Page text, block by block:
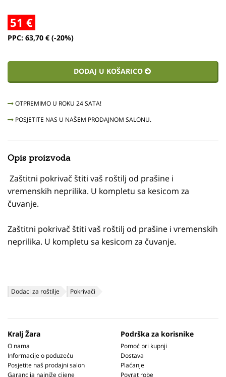
51 €
PPC: 63,70 € (-20%)
DODAJ U KOŠARICO
OTPREMIMO U ROKU 24 SATA!
POSJETITE NAS U NAŠEM PRODAJNOM SALONU.
Opis proizvoda
Zaštitni pokrivač štiti vaš roštilj od prašine i
vremenskih neprilika. U kompletu sa kesicom za
čuvanje.
Zaštitni pokrivač štiti vaš roštilj od prašine i vremenskih
neprilika. U kompletu sa kesicom za čuvanje.
Dodaci za roštilje Pokrivači
Kralj Žara
O nama
Informacije o poduzeću
Posjetite naš prodajni salon
Garancija najniže cijene
Podrška za korisnike
Pomoć pri kupnji
Dostava
Plaćanje
Povrat robe